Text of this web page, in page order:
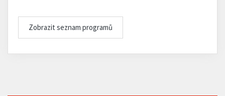
Zobrazit seznam programů